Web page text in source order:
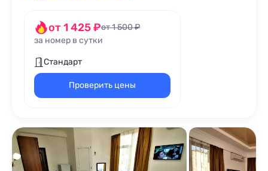
от 1 425 ₽от 1 500 ₽
за номер в сутки
Стандарт
Проверить цены